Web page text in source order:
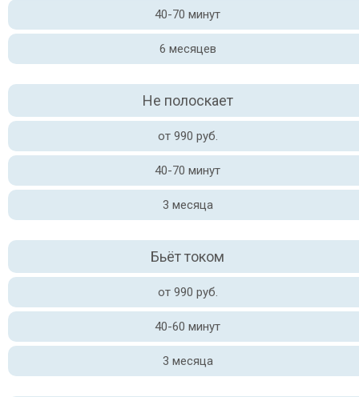
40-70 минут
6 месяцев
Не полоскает
от 990 руб.
40-70 минут
3 месяца
Бьёт током
от 990 руб.
40-60 минут
3 месяца